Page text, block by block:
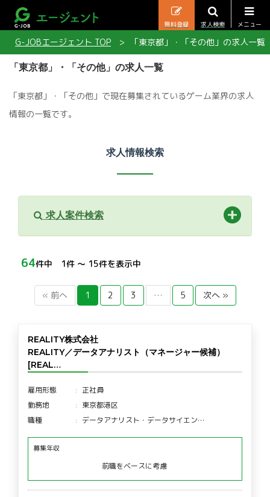
メニュー
求人検索
無料登録
G-JOBエージェント TOP 「東京都」・「その他」の求人一覧
「東京都」・「その他」の求人一覧
「東京都」・「その他」で現在募集されているゲーム業界の求人
情報の一覧です。
求人情報検索
求人案件検索
64件中 1件 〜 15件を表示中
« 前へ 1 2 3 … 5 次へ »
REALITY株式会社
REALITY／データアナリスト（マネージャー候補）
[REAL…
雇用形態
正社員
勤務地
東京都港区
職種
データアナリスト・データサイエン…
募集年収
前職をベースに考慮